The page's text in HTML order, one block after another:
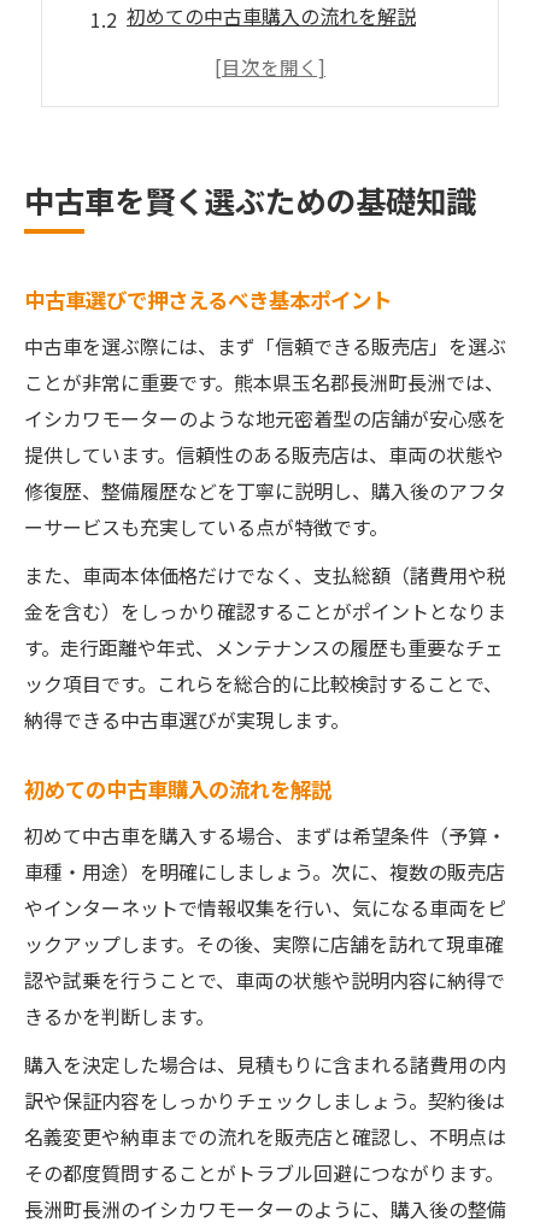
初めての中古車購入の流れを解説
中古車市場の特徴と価格帯の傾向
信頼できる中古車選びのポイント解説
信頼できる中古車販売店の見分け方
口コミや評判から中古車店を探すコツ
中古車選びを成功させる比較ポイント
第三者機関認定の中古車を選ぶ利点
走行距離や年数を見極めるコツとは
中古車の走行距離が重要な理由とは
年数別で見る中古車の選び方ポイント
何万キロで中古車は避けるべきか
走行距離と車両状態の関連性を知る
メンテナンス履歴が重要視される理由
中古車選びでメンテナンス履歴の確認を
事故歴や修理歴の有無を調べる重要性
中古車の故障リスクを減らすポイント
信頼できる整備履歴がもたらす安心感
中古車購入時に失敗しない確認事項
中古車購入前にやるべきチェックリスト
試乗時に確認したい中古車の注意点
中古車の書類や履歴を確認する重要性
購入時にありがちなトラブル回避策
長く乗れる中古車の見抜き方ガイド
長く安心して乗れる中古車の特徴とは
中古車を賢く選ぶための基礎知識
中古車選びで押さえるべき基本ポイント
中古車を選ぶ際には、まず「信頼できる販売店」を選ぶ
ことが非常に重要です。熊本県玉名郡長洲町長洲では、
イシカワモーターのような地元密着型の店舗が安心感を
提供しています。信頼性のある販売店は、車両の状態や
修復歴、整備履歴などを丁寧に説明し、購入後のアフタ
ーサービスも充実している点が特徴です。
また、車両本体価格だけでなく、支払総額（諸費用や税
金を含む）をしっかり確認することがポイントとなりま
す。走行距離や年式、メンテナンスの履歴も重要なチェ
ック項目です。これらを総合的に比較検討することで、
納得できる中古車選びが実現します。
初めての中古車購入の流れを解説
初めて中古車を購入する場合、まずは希望条件（予算・
車種・用途）を明確にしましょう。次に、複数の販売店
やインターネットで情報収集を行い、気になる車両をピ
ックアップします。その後、実際に店舗を訪れて現車確
認や試乗を行うことで、車両の状態や説明内容に納得で
きるかを判断します。
購入を決定した場合は、見積もりに含まれる諸費用の内
訳や保証内容をしっかりチェックしましょう。契約後は
名義変更や納車までの流れを販売店と確認し、不明点は
その都度質問することがトラブル回避につながります。
長洲町長洲のイシカワモーターのように、購入後の整備